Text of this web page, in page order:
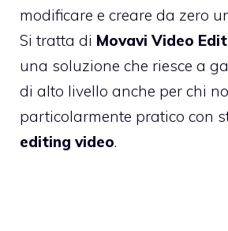
modificare e creare da zero
Si tratta di Movavi Video
una soluzione che riesce a
di alto livello anche per chi
particolarmente pratico con
editing video.